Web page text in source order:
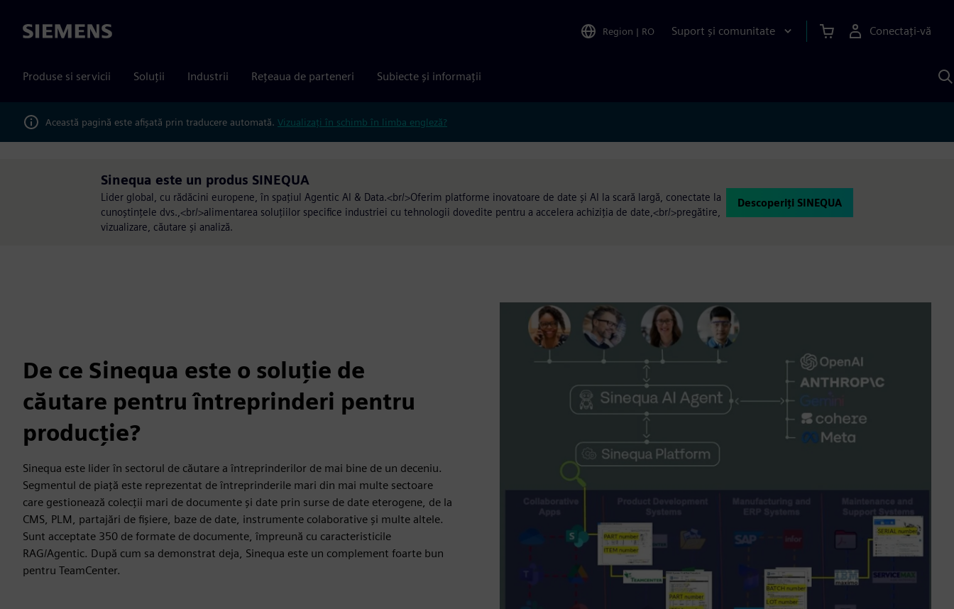
Siemens Region | RO Suport și comunitate Conectați-vă
Produse si servicii Soluții Industrii Rețeaua de parteneri Subiecte și informații
Această pagină este afișată prin traducere automată. Vizualizați în schimb în limba engleză?
Sinequa este un produs SINEQUA
Lider global, cu rădăcini europene, în spațiul Agentic AI & Data.<br/>Oferim platforme inovatoare de date și AI la scară largă, conectate la
cunoștințele dvs.,<br/>alimentarea soluțiilor specifice industriei cu tehnologii dovedite pentru a accelera achiziția de date,<br/>pregătire,
vizualizare, căutare și analiză.
Descoperiți SINEQUA
De ce Sinequa este o soluție de
căutare pentru întreprinderi pentru
producție?
Sinequa este lider în sectorul de căutare a întreprinderilor de mai bine de un deceniu.
Segmentul de piață este reprezentat de întreprinderile mari din mai multe sectoare
care gestionează colecții mari de documente și date prin surse de date eterogene, de la
CMS, PLM, partajări de fișiere, baze de date, instrumente colaborative și multe altele.
Sunt acceptate 350 de formate de documente, împreună cu caracteristicile
RAG/Agentic. După cum sa demonstrat deja, Sinequa este un complement foarte bun
pentru TeamCenter.